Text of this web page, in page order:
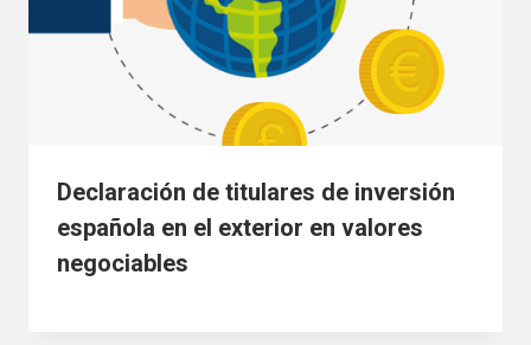
Declaración de titulares de inversión
española en el exterior en valores
negociables